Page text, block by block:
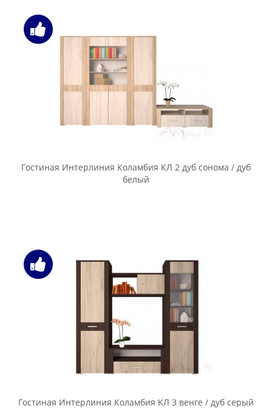
Гостиная Интерлиния Коламбия КЛ 2 дуб сонома / дуб
белый
Гостиная Интерлиния Коламбия КЛ 3 венге / дуб серый